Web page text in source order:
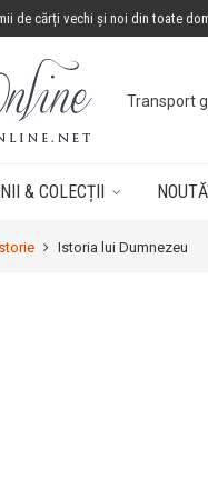
de cărți vechi și noi din toate
Transport
& COLECȚII
Istoria lui Dumnezeu